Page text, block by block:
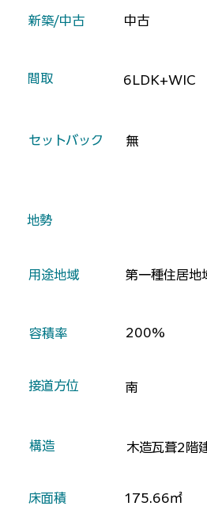
​新築/中古 中古
​間取 6LDK+WIC
​セットバック 無
​地勢
​用途地域 第一種住居地
200%
​容積率
​接道方位 南
​構造 木造瓦葺2階
​床面積 175.66㎡